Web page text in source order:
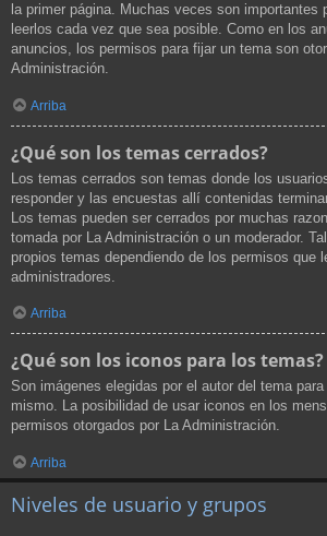
la primer página. Muchas veces son importantes
leerlos cada vez que sea posible. Como en los
anuncios, los permisos para fijar un tema son
Administración.
Arriba
¿Qué son los temas cerrados?
Los temas cerrados son temas donde los
responder y las encuestas allí contenidas
Los temas pueden ser cerrados por muchas
tomada por La Administración o un moderador.
propios temas dependiendo de los permisos que
administradores.
Arriba
¿Qué son los iconos para los temas?
Son imágenes elegidas por el autor del tema
mismo. La posibilidad de usar iconos en los
permisos otorgados por La Administración.
Arriba
Niveles de usuario y grupos